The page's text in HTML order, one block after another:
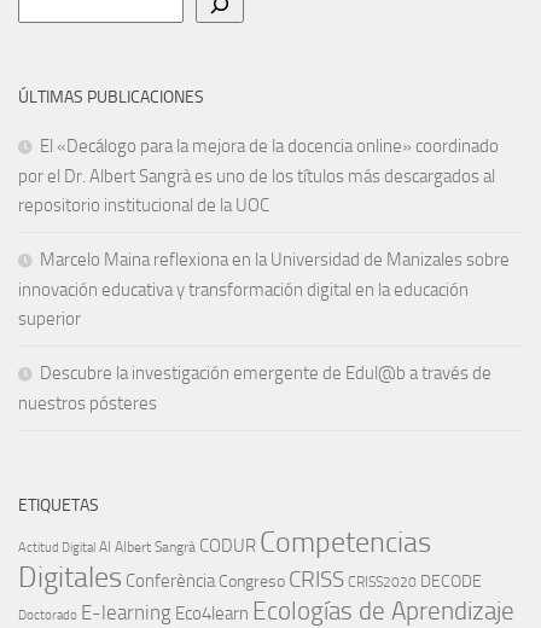
ÚLTIMAS PUBLICACIONES
El «Decálogo para la mejora de la docencia online» coordinado
por el Dr. Albert Sangrà es uno de los títulos más descargados al
repositorio institucional de la UOC
Marcelo Maina reflexiona en la Universidad de Manizales sobre
innovación educativa y transformación digital en la educación
superior
Descubre la investigación emergente de Edul@b a través de
nuestros pósteres
ETIQUETAS
Actitud Digital AI Albert Sangrà CODUR Competencias
Digitales Conferència Congreso CRISS CRISS2020 DECODE
Doctorado E-learning Eco4learn Ecologías de Aprendizaje